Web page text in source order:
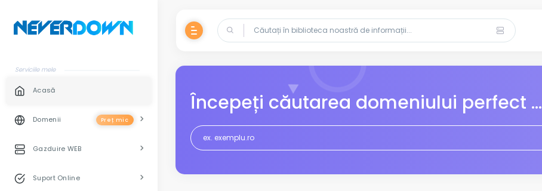
Serviciile mele
Acasă
Domenii Preț mic
Gazduire WEB
Suport Online
Începeți căutarea domeniului perfect ...